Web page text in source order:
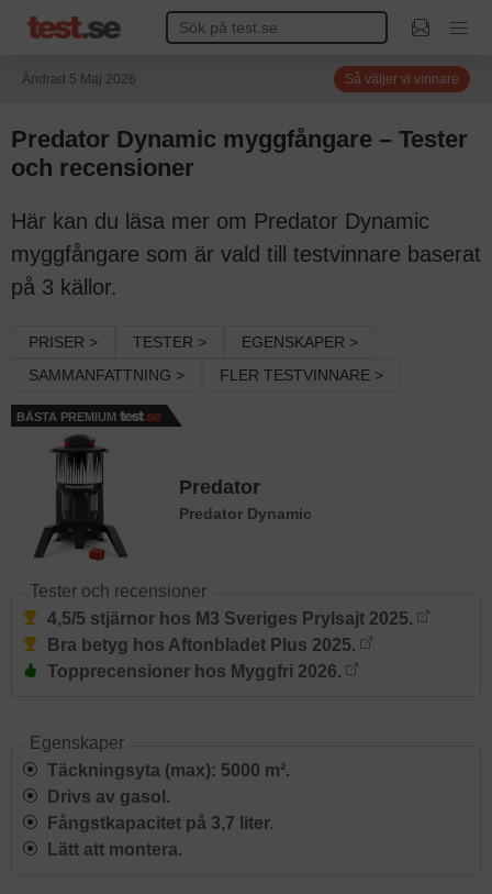
Ändrad 5 Maj 2026 Så väljer vi vinnare
Predator Dynamic myggfångare – Tester
och recensioner
Här kan du läsa mer om Predator Dynamic
myggfångare som är vald till testvinnare baserat
på 3 källor.
PRISER > TESTER >
EGENSKAPER >
SAMMANFATTNING >
FLER TESTVINNARE >
BÄSTA PREMIUM
Predator
Predator Dynamic
Tester och recensioner
4,5/5 stjärnor hos M3 Sveriges Prylsajt 2025.
Bra betyg hos Aftonbladet Plus 2025.
Topprecensioner hos Myggfri 2026.
Egenskaper
Täckningsyta (max): 5000 m².
Drivs av gasol.
Fångstkapacitet på 3,7 liter.
Lätt att montera.